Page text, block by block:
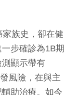
族史，卻在健
步確診為1B期
顯示帶有
風險，在與主
助治療。如今